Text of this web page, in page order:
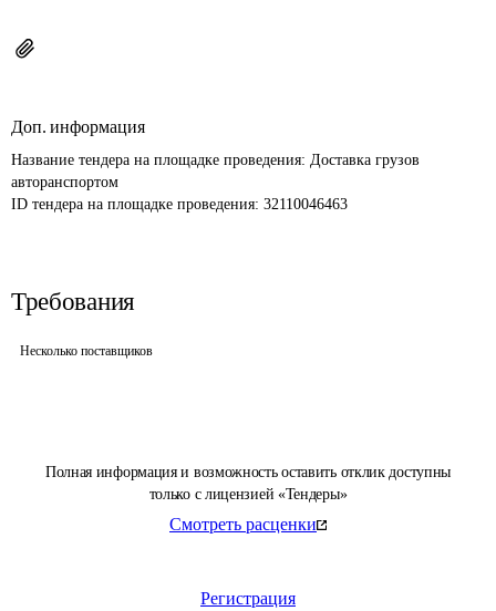
Полная информация и возможность оставить отклик доступны
только с лицензией «Тендеры»
Смотреть расценки
Регистрация
Доп. информация
Название тендера на площадке проведения: Доставка грузов
авторанспортом
ID тендера на площадке проведения: 32110046463
Требования
Несколько поставщиков